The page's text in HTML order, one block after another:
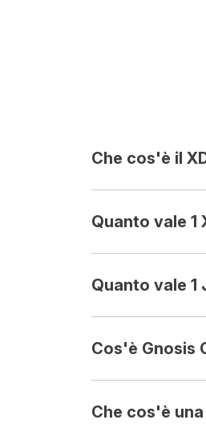
Che cos'è il
Quanto vale 1
Quanto vale 1
Cos'è Gnosis
Che cos'è